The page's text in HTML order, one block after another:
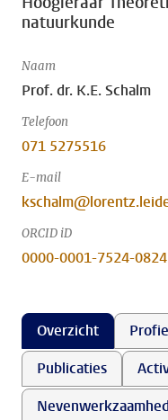
natuurkunde
Naam
Prof. dr. K.E. Schalm
Telefoon
071 5275516
E-mail
ORCID iD
0000-0001-7524-0824
Overzicht
Publicaties